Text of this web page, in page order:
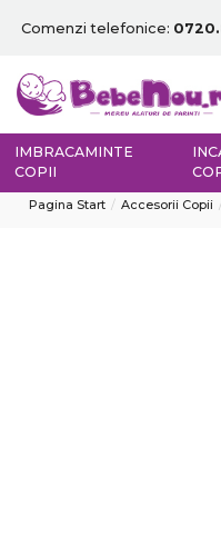
Comenzi telefonice:
IMBRACAMINTE
COPII
Pagina Start Accesorii Copii